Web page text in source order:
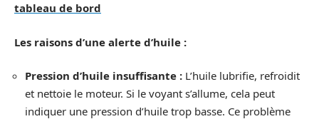
tableau de bord
Les raisons d’une alerte d’huile :
Pression d’huile insuffisante : L’huile lubrifie, refroidit
et nettoie le moteur. Si le voyant s’allume, cela peut
indiquer une pression d’huile trop basse. Ce problème